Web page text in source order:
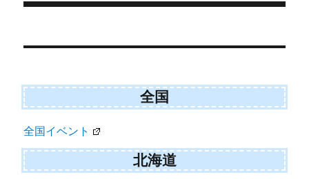
r
navigation
全国
全国イベント
北海道